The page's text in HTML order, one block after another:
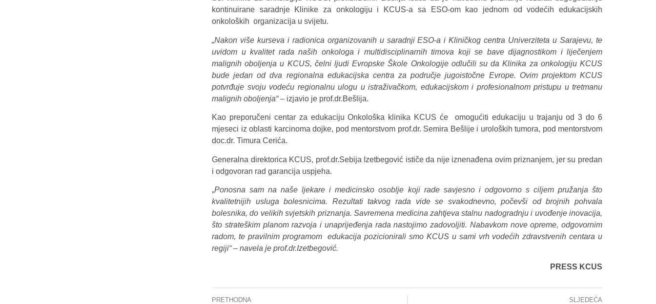
kontinuirane saradnje Klinike za onkologiju i KCUS-a sa ESO-om kao jednom od vodećih edukacijskih
onkoloških organizacija u svijetu.
„Nakon više kurseva i radionica organizovanih u saradnji ESO-a i Kliničkog centra Univerziteta u Sarajevu, te
uvidom u kvalitet rada naših onkologa i multidisciplinarnih timova koji se bave dijagnostikom i liječenjem
malignih oboljenja u KCUS, čelni ljudi Evropske Škole Onkologije odlučili su da Klinika za onkologiju KCUS
bude jedan od dva regionalna edukacijska centra za područje jugoistočne Evrope. Ovim projektom KCUS
potvrđuje svoju vodeću regionalnu ulogu u istraživačkom, edukacijskom i profesionalnom pristupu u tretmanu
malignih oboljenja“– izjavio je prof.dr.Bešlija.
Kao preporučeni centar za edukaciju Onkološka klinika KCUS će omogućiti edukaciju u trajanju od 3 do 6
mjeseci iz oblasti karcinoma dojke, pod mentorstvom prof.dr. Semira Bešlije i uroloških tumora, pod mentorstvom
doc.dr. Timura Cerića.
Generalna direktorica KCUS, prof.dr.Sebija Izetbegović ističe da nije iznenađena ovim priznanjem, jer su predan
i odgovoran rad garancija uspjeha.
„Ponosna sam na naše ljekare i medicinsko osoblje koji rade savjesno i odgovorno s ciljem pružanja što
kvalitetnijih usluga bolesnicima. Rezultati takvog rada vide se svakodnevno, počevši od brojnih pohvala
bolesnika, do velikih svjetskih priznanja. Savremena medicina zahtjeva stalnu nadogradnju i uvođenje inovacija,
što strateškim planom razvoja i unaprijeđenja rada nastojimo zadovoljiti. Nabavkom nove opreme, odgovornim
radom, te pravilnim programom edukacija pozicionirali smo KCUS u sami vrh vodećih zdravstvenih centara u
regiji“ – navela je prof.dr.Izetbegović.
PRESS KCUS
PRETHODNA SLJEDEĆA